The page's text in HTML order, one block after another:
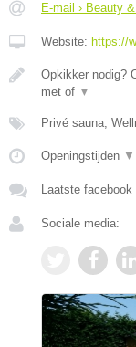
E-mail › Beauty
Website: https://
Opkikker nodig?
met of ▼
Privé sauna,
Openingstijden ▼
Laatste facebook
Sociale media: